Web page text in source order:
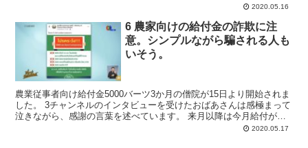
2020.05.16
6 農家向けの給付金の詐欺に注
意。シンプルながら騙される人も
いそう。
農業従事者向け給付金5000バーツ3か月の僧院が15日より開始されま
した。 3チャンネルのインタビューを受けたおばあさんは感極まって
泣きながら、感謝の言葉を述べています。 来月以降は今月給付があ
2020.05.17